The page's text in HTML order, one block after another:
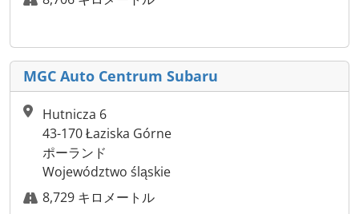
MGC Auto Centrum Subaru
Hutnicza 6
43-170 Łaziska Górne
ポーランド
Województwo śląskie
8,729 キロメートル